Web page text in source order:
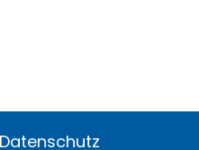
Datenschutz